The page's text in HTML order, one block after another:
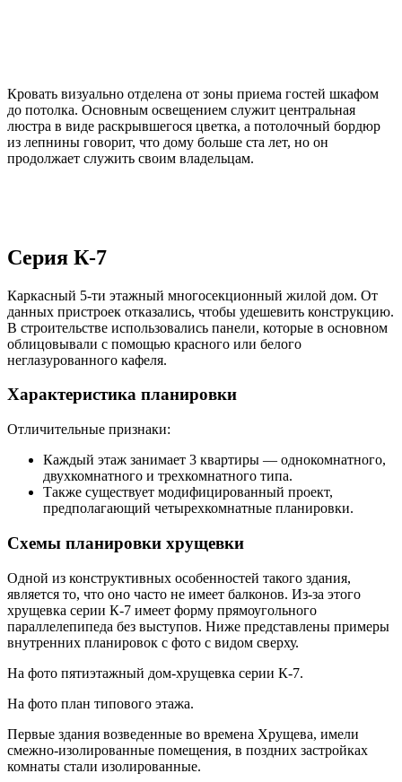
Кровать визуально отделена от зоны приема гостей шкафом
до потолка. Основным освещением служит центральная
люстра в виде раскрывшегося цветка, а потолочный бордюр
из лепнины говорит, что дому больше ста лет, но он
продолжает служить своим владельцам.
Серия К-7
Каркасный 5-ти этажный многосекционный жилой дом. От
данных пристроек отказались, чтобы удешевить конструкцию.
В строительстве использовались панели, которые в основном
облицовывали с помощью красного или белого
неглазурованного кафеля.
Характеристика планировки
Отличительные признаки:
Каждый этаж занимает 3 квартиры — однокомнатного,
двухкомнатного и трехкомнатного типа.
Также существует модифицированный проект,
предполагающий четырехкомнатные планировки.
Схемы планировки хрущевки
Одной из конструктивных особенностей такого здания,
является то, что оно часто не имеет балконов. Из-за этого
хрущевка серии К-7 имеет форму прямоугольного
параллелепипеда без выступов. Ниже представлены примеры
внутренних планировок с фото с видом сверху.
На фото пятиэтажный дом-хрущевка серии К-7.
На фото план типового этажа.
Первые здания возведенные во времена Хрущева, имели
смежно-изолированные помещения, в поздних застройках
комнаты стали изолированные.